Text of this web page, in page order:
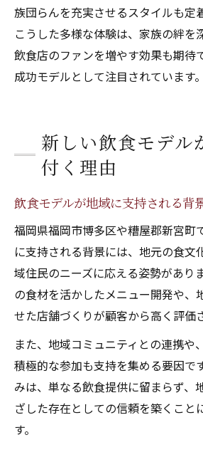
族団らんを充実させるスタイルも定
こうした多様な体験は、家族の絆を
飲食店のファンを増やす効果も期待
成功モデルとして注目されています。
新しい飲食モデル
付く理由
飲食モデルが地域に支持される背
福岡県福岡市博多区や糟屋郡新宮町
に支持される背景には、地元の食文
域住民のニーズに応える姿勢があり
の食材を活かしたメニュー開発や、
せた店舗づくりが顧客から高く評価
また、地域コミュニティとの連携や
積極的な参加も支持を集める要因で
みは、単なる飲食提供に留まらず、
ざした存在としての信頼を築くこと
す。